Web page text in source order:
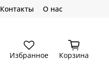
Контакты О нас
Избранное Корзина